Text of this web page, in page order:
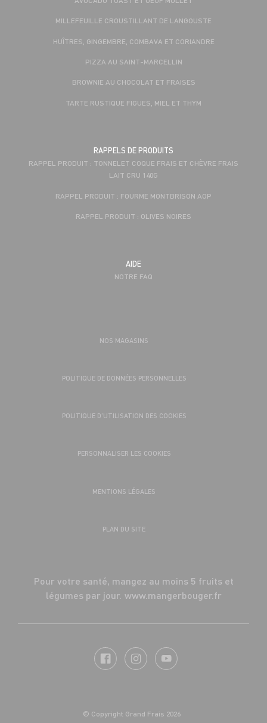
MILLEFEUILLE CROUSTILLANT DE LANGOUSTE
HUÎTRES, GINGEMBRE, COMBAVA ET CORIANDRE
PIZZA AU SAINT-MARCELLIN
BROWNIE AU CHOCOLAT ET FRAISES
TARTE RUSTIQUE FIGUES, MIEL ET THYM
RAPPELS DE PRODUITS
RAPPEL PRODUIT : TONNELET COQUE FRAIS ET CHÈVRE FRAIS
LAIT CRU 140G
RAPPEL PRODUIT : FOURME MONTBRISON AOP
RAPPEL PRODUIT : OLIVES NOIRES
AIDE
NOTRE FAQ
NOS MAGASINS
POLITIQUE DE DONNÉES PERSONNELLES
POLITIQUE D’UTILISATION DES COOKIES
PERSONNALISER LES COOKIES
MENTIONS LÉGALES
PLAN DU SITE
Pour votre santé, mangez au moins 5 fruits et
légumes par jour. www.mangerbouger.fr
© Copyright Grand Frais 2026